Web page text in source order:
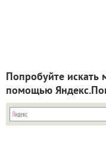
Попробуйте искать
помощью